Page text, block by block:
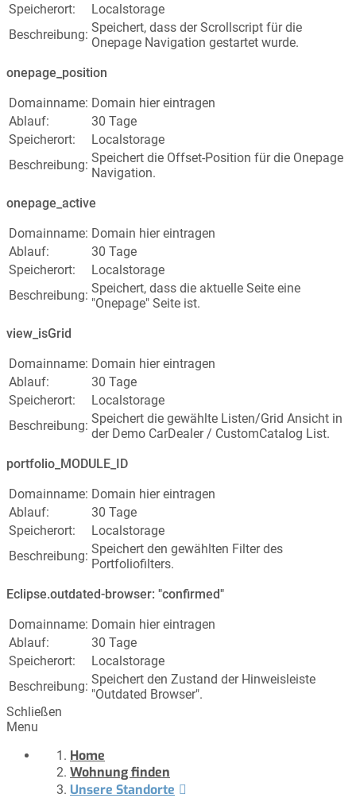
Speicherort:
Localstorage
Beschreibung: Speichert, dass der Scrollscript für die
Onepage Navigation gestartet wurde.
onepage_position
Domainname: Domain hier eintragen
Ablauf:
30 Tage
Speicherort:
Localstorage
Beschreibung: Speichert die Offset-Position für die Onepage
Navigation.
onepage_active
Domainname: Domain hier eintragen
Ablauf:
30 Tage
Speicherort:
Localstorage
Beschreibung: Speichert, dass die aktuelle Seite eine
"Onepage" Seite ist.
view_isGrid
Domainname: Domain hier eintragen
Ablauf:
30 Tage
Speicherort:
Localstorage
Beschreibung: Speichert die gewählte Listen/Grid Ansicht in
der Demo CarDealer / CustomCatalog List.
portfolio_MODULE_ID
Domainname: Domain hier eintragen
Ablauf:
30 Tage
Speicherort:
Localstorage
Beschreibung: Speichert den gewählten Filter des
Portfoliofilters.
Eclipse.outdated-browser: "confirmed"
Domainname: Domain hier eintragen
Ablauf:
30 Tage
Speicherort:
Localstorage
Beschreibung: Speichert den Zustand der Hinweisleiste
"Outdated Browser".
Schließen
Menu
Home
Wohnung finden
Unsere Standorte